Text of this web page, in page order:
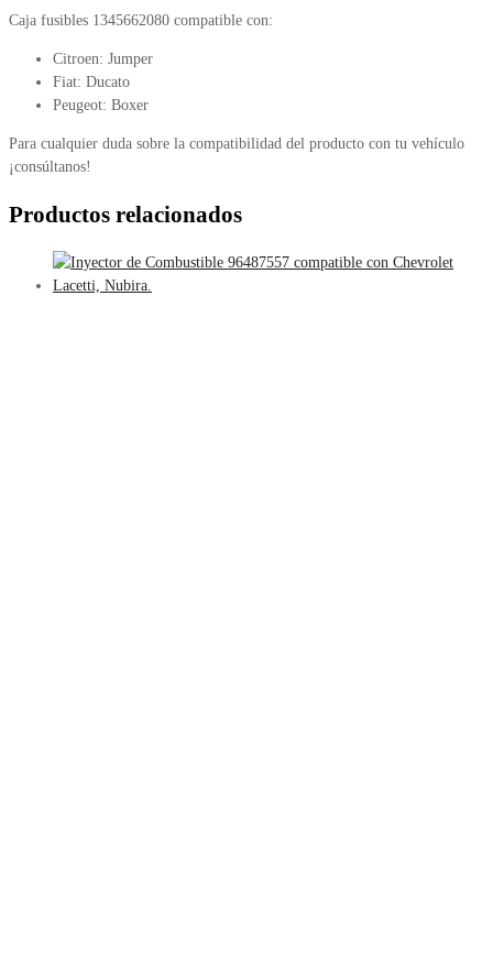
Caja fusibles 1345662080 compatible con:
Citroen: Jumper
Fiat: Ducato
Peugeot: Boxer
Para cualquier duda sobre la compatibilidad del producto con tu vehículo
¡consúltanos!
Productos relacionados